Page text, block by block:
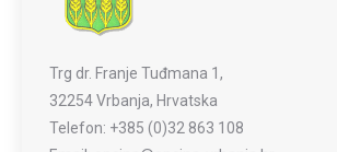
Trg dr. Franje Tuđmana 1,
32254 Vrbanja, Hrvatska
Telefon: +385 (0)32 863 108